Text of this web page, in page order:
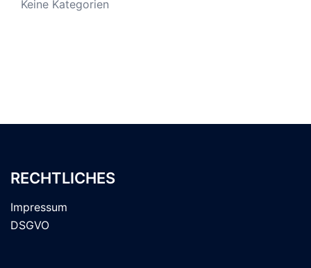
Keine Kategorien
RECHTLICHES
Impressum
DSGVO